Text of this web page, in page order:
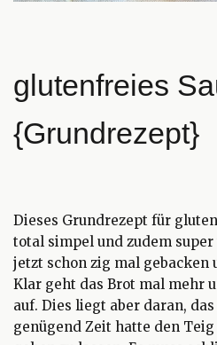
glutenfreies
{Grundrezept}
Dieses Grundrezept für
total simpel und zudem super
jetzt schon zig mal gebacken
Klar geht das Brot mal mehr
auf. Dies liegt aber daran,
genügend Zeit hatte den